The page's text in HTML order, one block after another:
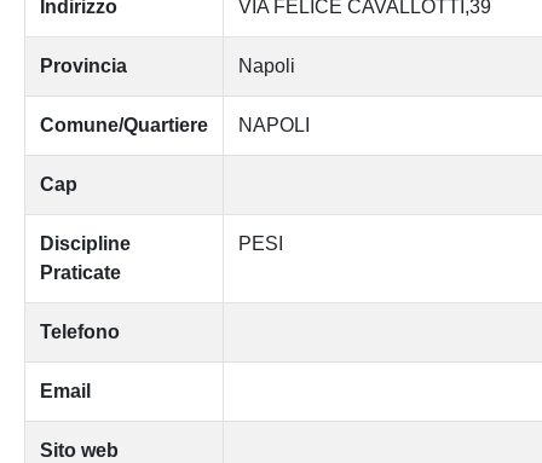
Indirizzo VIA FELICE CAVALLOTTI,39
Provincia Napoli
Comune/Quartiere NAPOLI
Cap
Discipline
Praticate
PESI
Telefono
Email
Sito web